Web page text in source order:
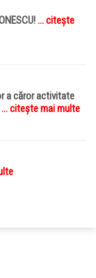
... citește
a căror activitate
... citește mai multe